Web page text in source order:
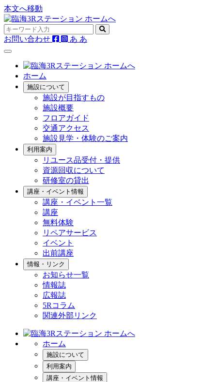
本文へ移動
お問い合わせ あ あ
ホーム
施設について
施設が目指すもの
施設概要
フロアガイド
交通アクセス
施設見学・体験のご案内
利用案内
リユース品受付・提供
資源回収について
研修室の貸出
講座・イベント情報
講座・イベント一覧
講座
無料体験
リペアサービス
イベント
出前講座
情報・リンク
お知らせ一覧
情報誌
広報誌
5Rコラム
関連外部リンク
ホーム
施設について
利用案内
講座・イベント情報